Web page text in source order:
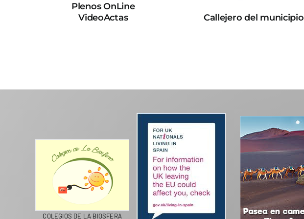
Plenos OnLine
VideoActas
Callejero del municipio
COLEGIOS DE LA BIOSFERA